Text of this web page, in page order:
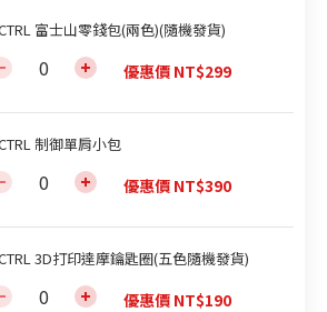
富士山零錢包(兩色)(隨機發貨)
優惠價 NT$299
制御單肩小包
優惠價 NT$390
3D打印達摩鑰匙圈(五色隨機發貨)
優惠價 NT$190